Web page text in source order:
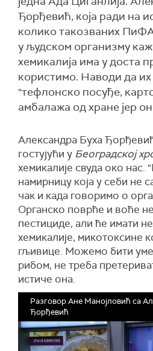
Ђорђевић, која ради на
колико такозваних
у људском организму
хемикалија има у доста
користимо. Наводи да
"тефлонско посуђе,
амбалажа од хране јер
Александра Буха Ђорђевић
гостујући у Београдској
хемикалије свуда око нас.
намирницу која у себи не
чак и када говоримо о
Органско поврће и воће
пестициде, али ће имати
хемикалије, микотоксине
гљивице. Можемо бити
рибом, не треба
истиче она.
Разговор Ане Манојловић са
Ђорђевић